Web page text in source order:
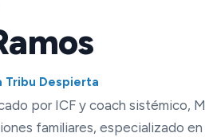
Tribu Despierta
por ICF y coach sistémico,
familiares, especializado